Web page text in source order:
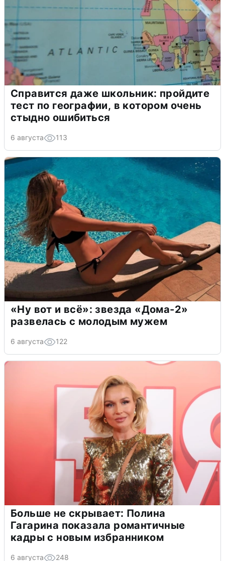
Справится даже школьник: пройдите
тест по географии, в котором очень
стыдно ошибиться
6 августа 113
«Ну вот и всё»: звезда «Дома-2»
развелась с молодым мужем
6 августа 122
Больше не скрывает: Полина
Гагарина показала романтичные
кадры с новым избранником
6 августа 248